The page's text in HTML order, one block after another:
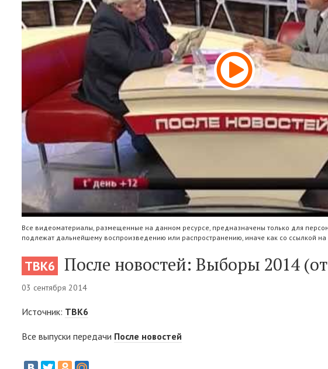
Все видеоматериалы, размещенные на данном ресурсе, предназначены только для
подлежат дальнейшему воспроизведению или распространению, иначе как со ссылкой на
ТВК6 После новостей: Выборы 2014
03 сентября 2014
Источник: ТВК6
Все выпуски передачи После новостей